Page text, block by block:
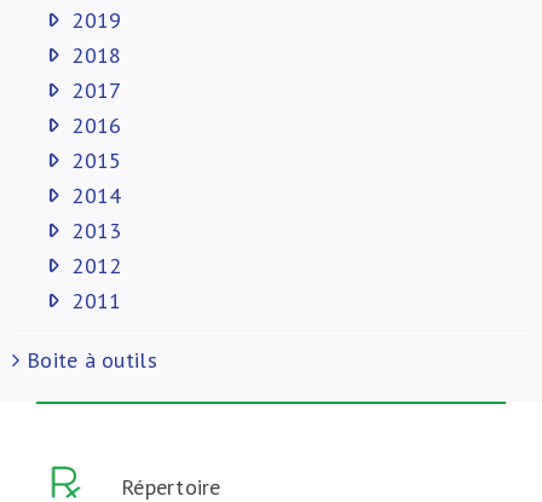
2019
2018
2017
2016
2015
2014
2013
2012
2011
Boite à outils
Répertoire